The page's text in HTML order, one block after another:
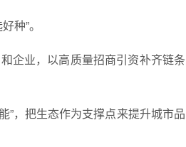
种”。
企业，以高质量招商引资补齐链条
”，把生态作为支撑点来提升城市品